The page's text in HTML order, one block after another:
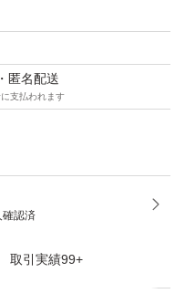
貼って、OPP袋に入
匿名配送
支払われます
確認済
取引実績99+